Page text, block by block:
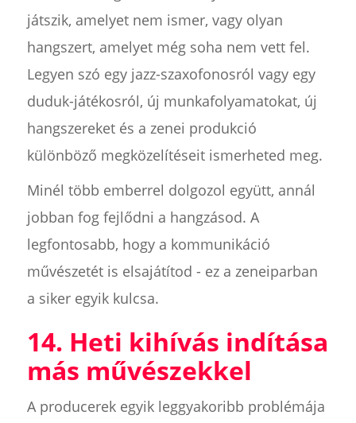
játszik, amelyet nem ismer, vagy olyan
hangszert, amelyet még soha nem vett fel.
Legyen szó egy jazz-szaxofonosról vagy egy
duduk-játékosról, új munkafolyamatokat, új
hangszereket és a zenei produkció
különböző megközelítéseit ismerheted meg.
Minél több emberrel dolgozol együtt, annál
jobban fog fejlődni a hangzásod. A
legfontosabb, hogy a kommunikáció
művészetét is elsajátítod - ez a zeneiparban
a siker egyik kulcsa.
14. Heti kihívás indítása
más művészekkel
A producerek egyik leggyakoribb problémája